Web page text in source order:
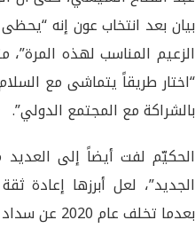
بيان بعد انتخاب عون إنه
الزعيم المناسب لهذه المرة”،
“اختار طريقاً يتماشى مع
بالشراكة مع المجتمع الدولي”.
الحكيّم لفت أيضاً إلى العديد
الجديد”، لعل أبرزها إعادة
بعدما تخلف عام 2020 عن سداد سندات “يوروبوند” مستحقة.